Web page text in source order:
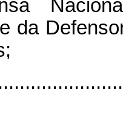
da